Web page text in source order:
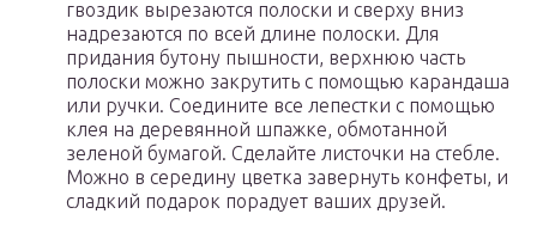
гвоздик вырезаются полоски и сверху вниз
надрезаются по всей длине полоски. Для
придания бутону пышности, верхнюю часть
полоски можно закрутить с помощью карандаша
или ручки. Соедините все лепестки с помощью
клея на деревянной шпажке, обмотанной
зеленой бумагой. Сделайте листочки на стебле.
Можно в середину цветка завернуть конфеты, и
сладкий подарок порадует ваших друзей.